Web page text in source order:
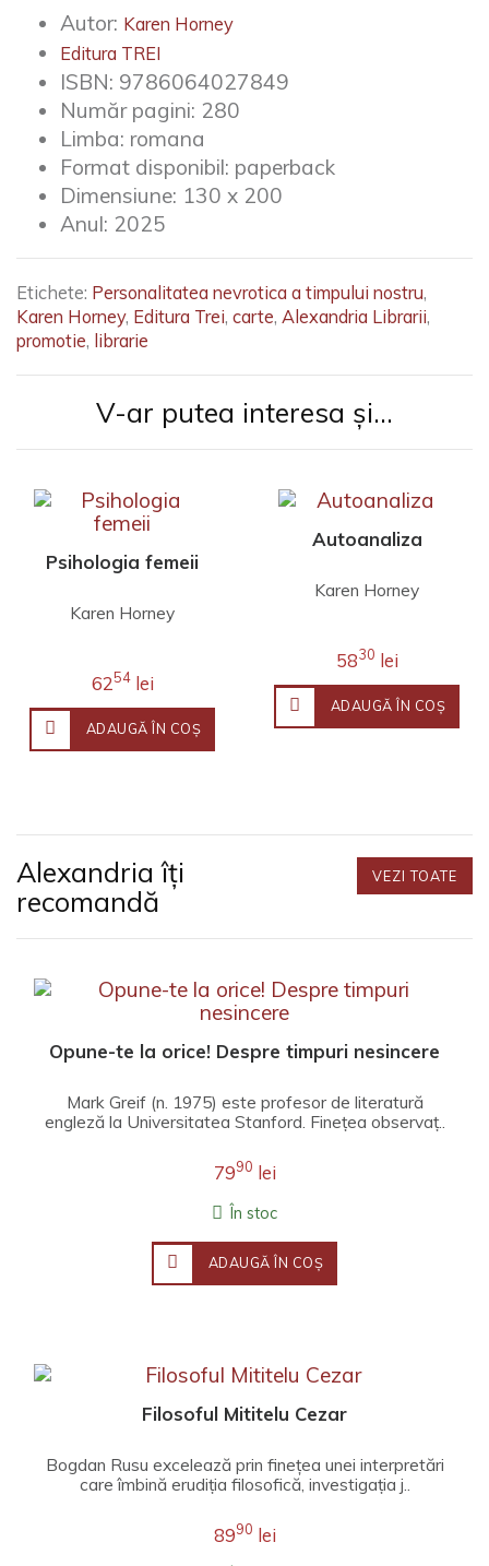
Autor: Karen Horney
Editura TREI
ISBN: 9786064027849
Număr pagini: 280
Limba: romana
Format disponibil: paperback
Dimensiune: 130 x 200
Anul: 2025
Etichete: Personalitatea nevrotica a timpului nostru,
Karen Horney, Editura Trei, carte, Alexandria Librarii,
promotie, librarie
V-ar putea interesa și...
Psihologia femeii
Karen Horney
6254lei
ADAUGĂ ÎN COŞ
Autoanaliza
Karen Horney
5830 lei
ADAUGĂ ÎN COŞ
Alexandria îți
recomandă
VEZI TOATE
Opune-te la orice! Despre timpuri nesincere
Mark Greif (n. 1975) este profesor de literatură
engleză la Universitatea Stanford. Fineţea observaţ..
7990 lei
În stoc
ADAUGĂ ÎN COŞ
Filosoful Mititelu Cezar
Bogdan Rusu excelează prin finețea unei interpretări
care îmbină erudiția filosofică, investigația j..
8990 lei